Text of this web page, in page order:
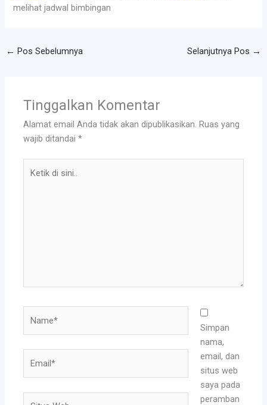
melihat jadwal bimbingan
← Pos Sebelumnya Selanjutnya Pos →
Tinggalkan Komentar
Alamat email Anda tidak akan dipublikasikan. Ruas yang
wajib ditandai*
Simpan
nama,
email, dan
situs web
saya pada
peramban